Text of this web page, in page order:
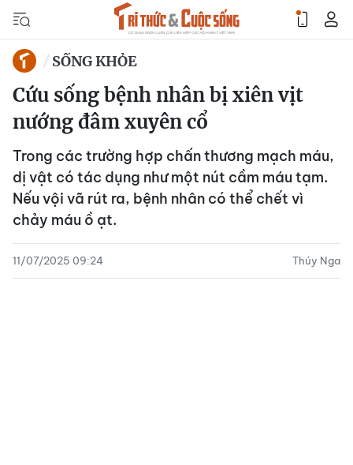
SỐNG KHỎE
Cứu sống bệnh nhân bị xiên vịt
nướng đâm xuyên cổ
Trong các trường hợp chấn thương mạch máu,
dị vật có tác dụng như một nút cầm máu tạm.
Nếu vội vã rút ra, bệnh nhân có thể chết vì
chảy máu ồ ạt.
11/07/2025 09:24 Thúy Nga